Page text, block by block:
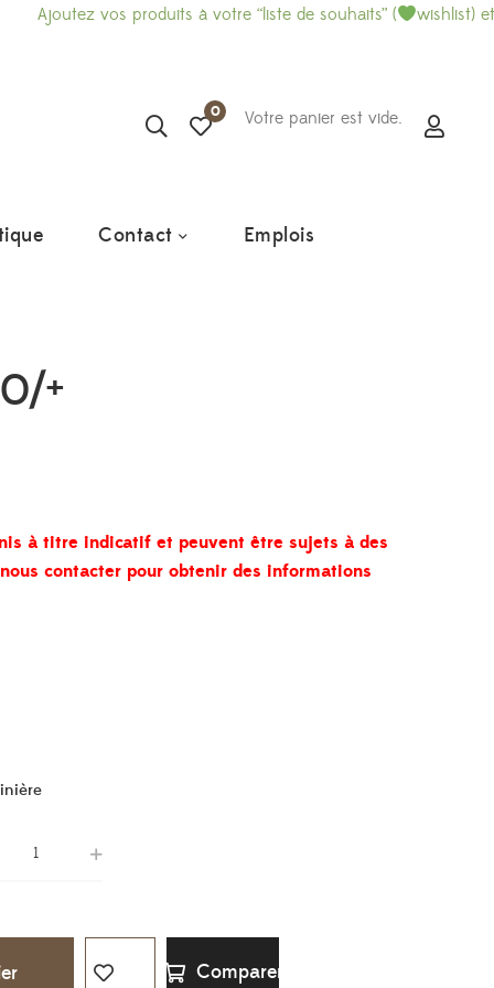
vos produits à votre “liste de souhaits” ( wishlist) et imprimez-
0 Votre panier est vide.
Contact Emplois
+
à titre indicatif et peuvent être sujets à des
contacter pour obtenir des informations
Comparer